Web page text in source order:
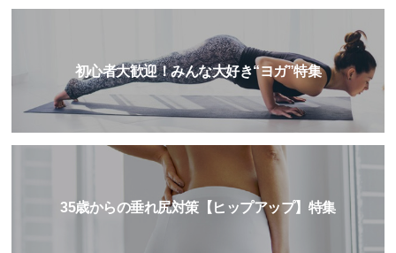
初心者大歓迎！みんな大好き“ヨガ”特集
35歳からの垂れ尻対策【ヒップアップ】特集